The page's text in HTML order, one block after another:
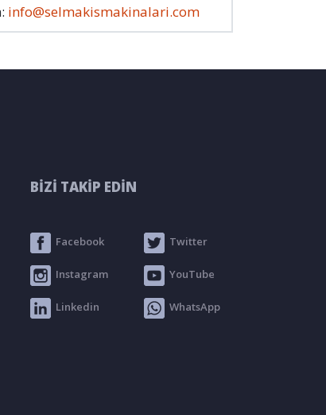
info@selmakismakinalari.com
BİZİ TAKİP EDİN
Facebook Twitter
Instagram YouTube
Linkedin WhatsApp